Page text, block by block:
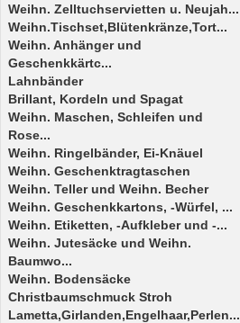
Weihn. Zelltuchservietten u. Neujah...
Weihn.Tischset,Blütenkränze,Tort...
Weihn. Anhänger und
Geschenkkärtc...
Lahnbänder
Brillant, Kordeln und Spagat
Weihn. Maschen, Schleifen und
Rose...
Weihn. Ringelbänder, Ei-Knäuel
Weihn. Geschenktragtaschen
Weihn. Teller und Weihn. Becher
Weihn. Geschenkkartons, -Würfel, ...
Weihn. Etiketten, -Aufkleber und -...
Weihn. Jutesäcke und Weihn.
Baumwo...
Weihn. Bodensäcke
Christbaumschmuck Stroh
Lametta,Girlanden,Engelhaar,Perlen...